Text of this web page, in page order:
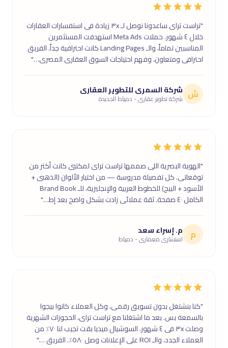
"تراست تراى ساعدونا نوصل لـ ٣x زيادة فى استفسارات العقارات
خلال ٤ شهور. حملات Meta Ads استهدفت المستثمرين
المناسبين تماماً، والـ Landing Pages كانت احترافية جداً. الفريق
احترافى ومتعاون، وفهم احتياجات السوق العقارى المصرى…"
ش شركة السمرى للتطوير العقارى
شركة تطوير عقارى - دمياط الجديدة
"الهوية البصرية اللى صممها تراست تراى لمكتبى كانت أكتر من
توقعاتى. كل تفصيلة مدروسة — من اختيار الألوان (الذهبى +
الأسود + البيج) للخطوط العربية والإنجليزية، للـ Brand Book
الكامل ٤٠ صفحة. ثقة عملائى زادت بشكل واضح بعد إط…"
م م. إسراء سعد
استشارى معمارى - دمياط
"كنا بنشتغل بدون تسويق رقمى، وكل العملاء كانوا بيجوا
بالسمعة بس. بعد ما اشتغلنا مع تراست تراى، الحجوزات الشهرية
وصلت ٣x فى ٤ شهور. السوشيال ميديا بقت تجيب لنا ٧٠٪ من
العملاء الجدد، والـ ROI على الإعلانات وصل ٥٨٠٪. الفريق …"